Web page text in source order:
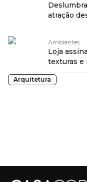
atração
Ambientes
Loja
texturas e
Arquitetura